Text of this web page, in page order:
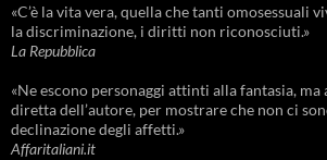
«C’è la vita vera, quella che tanti omosessuali
la discriminazione, i diritti non riconosciuti.»
La Repubblica
«Ne escono personaggi attinti alla fantasia, ma
diretta dell’autore, per mostrare che non ci
declinazione degli affetti.»
Affaritaliani.it